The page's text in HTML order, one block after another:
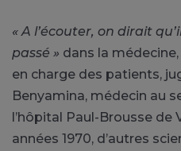
« A l’écouter, on dirait
passé » dans la
en charge des patients,
Benyamina, médecin au
l’hôpital Paul-Brousse de
années 1970, d’autres